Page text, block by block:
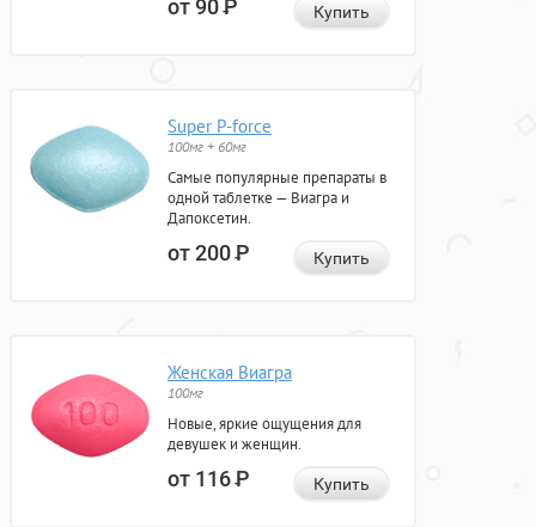
от 90Р Купить
Super P-force
100мг + 60мг
Самые популярные препараты в
одной таблетке — Виагра и
Дапоксетин.
от 200Р Купить
Женская Виагра
100мг
Новые, яркие ощущения для
девушек и женщин.
от 116Р Купить